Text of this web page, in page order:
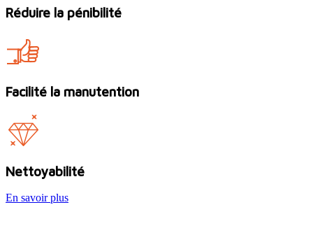
Réduire la pénibilité
Facilité la manutention
Nettoyabilité
En savoir plus